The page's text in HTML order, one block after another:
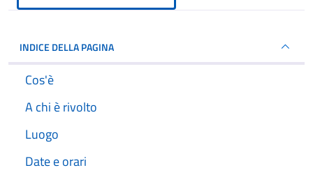
INDICE DELLA PAGINA
Cos'è
A chi è rivolto
Luogo
Date e orari